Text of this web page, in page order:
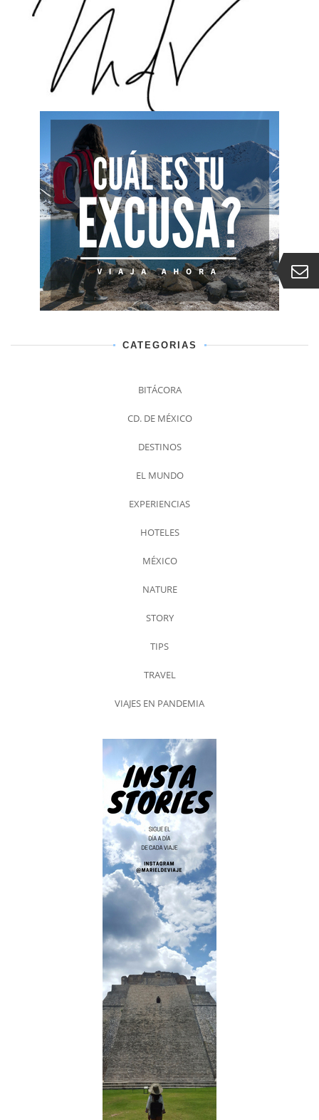
CATEGORIAS
BITÁCORA
CD. DE MÉXICO
DESTINOS
EL MUNDO
EXPERIENCIAS
HOTELES
MÉXICO
NATURE
STORY
TIPS
TRAVEL
VIAJES EN PANDEMIA